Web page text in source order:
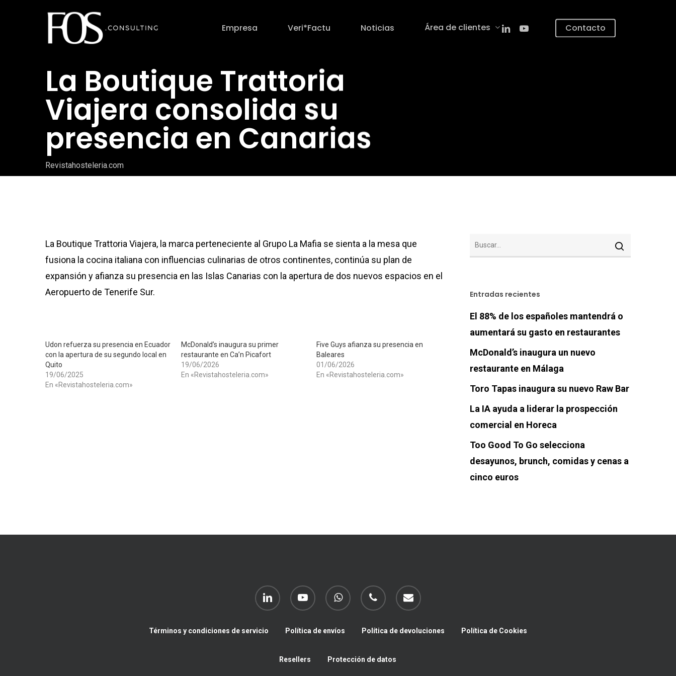
Empresa Veri*Factu Noticias Área de clientes linkedinyoutube Contacto
La Boutique Trattoria
Viajera consolida su
presencia en Canarias
Revistahosteleria.com
La Boutique Trattoria Viajera, la marca perteneciente al Grupo La Mafia se sienta a la mesa que
fusiona la cocina italiana con influencias culinarias de otros continentes, continúa su plan de
expansión y afianza su presencia en las Islas Canarias con la apertura de dos nuevos espacios en el
Aeropuerto de Tenerife Sur.
Udon refuerza su presencia en Ecuador
con la apertura de su segundo local en
Quito
19/06/2025
En «Revistahosteleria.com»
McDonald’s inaugura su primer
restaurante en Ca’n Picafort
19/06/2026
En «Revistahosteleria.com»
Five Guys afianza su presencia en
Baleares
01/06/2026
En «Revistahosteleria.com»
Entradas recientes
El 88% de los españoles mantendrá o
aumentará su gasto en restaurantes
McDonald’s inaugura un nuevo
restaurante en Málaga
Toro Tapas inaugura su nuevo Raw Bar
La IA ayuda a liderar la prospección
comercial en Horeca
Too Good To Go selecciona
desayunos, brunch, comidas y cenas a
cinco euros
linkedin youtube whatsapp phone email
Términos y condiciones de servicio Política de envíos Política de devoluciones Política de Cookies
Resellers Protección de datos